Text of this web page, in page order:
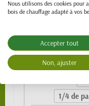
Granulés de
EnPlus A1 -
1/4 de
Nous utilisons des cookies pour
bois de chauffage adapté à vos
Accepter tout
Non, ajuster